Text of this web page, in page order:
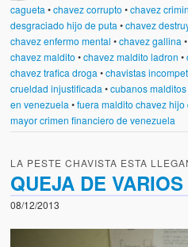
cagueta •chavez corrupto •chavez
desgraciado hijo de puta •chavez
chavez enfermo mental •chavez gallina
chavez maldito •chavez maldito ladron •
chavez trafica droga •chavistas
crueldad injustificada •cubanos malditos
en venezuela •fuera maldito chavez hijo
mayor crimen financiero de venezuela
LA PESTE CHAVISTA ESTA
QUEJA DE
08/12/2013